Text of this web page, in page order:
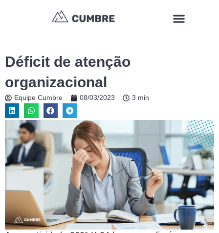
Menu
Déficit de atenção
organizacional
Equipe Cumbre 08/03/2023 3 min